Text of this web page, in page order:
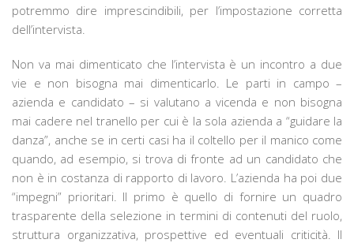
potremmo dire imprescindibili, per l’impostazione corretta
dell’intervista.
Non va mai dimenticato che l’intervista è un incontro a due
vie e non bisogna mai dimenticarlo. Le parti in campo –
azienda e candidato – si valutano a vicenda e non bisogna
mai cadere nel tranello per cui è la sola azienda a “guidare la
danza”, anche se in certi casi ha il coltello per il manico come
quando, ad esempio, si trova di fronte ad un candidato che
non è in costanza di rapporto di lavoro. L’azienda ha poi due
“impegni” prioritari. Il primo è quello di fornire un quadro
trasparente della selezione in termini di contenuti del ruolo,
struttura organizzativa, prospettive ed eventuali criticità. Il